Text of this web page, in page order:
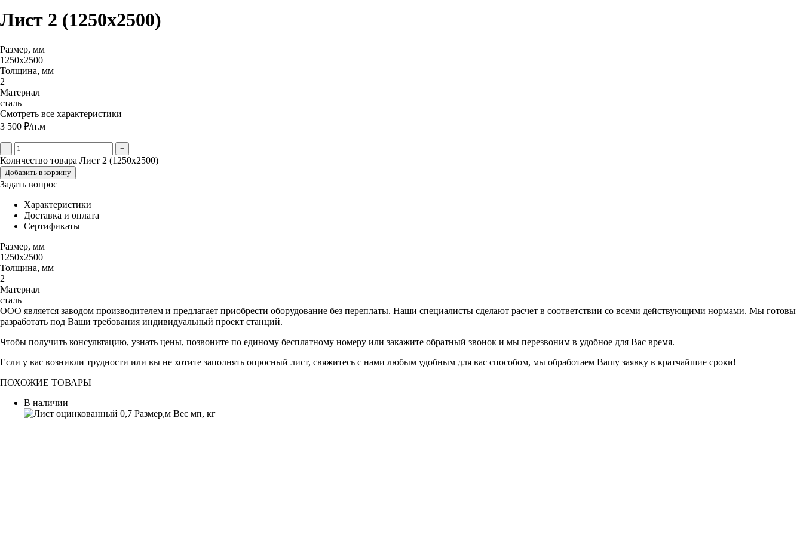
Лист 2 (1250х2500)
Размер, мм
1250х2500
Толщина, мм
2
Материал
сталь
Смотреть все характеристики
3 500 ₽/п.м
- +
Количество товара Лист 2 (1250х2500)
Добавить в корзину
Задать вопрос
Характеристики
Доставка и оплата
Сертификаты
Размер, мм
1250х2500
Толщина, мм
2
Материал
сталь
ООО является заводом производителем и предлагает приобрести оборудование без переплаты. Наши специалисты сделают расчет в соответствии со всеми действующими нормами. Мы готовы
разработать под Ваши требования индивидуальный проект станций.
Чтобы получить консультацию, узнать цены, позвоните по единому бесплатному номеру или закажите обратный звонок и мы перезвоним в удобное для Вас время.
Если у вас возникли трудности или вы не хотите заполнять опросный лист, свяжитесь с нами любым удобным для вас способом, мы обработаем Вашу заявку в кратчайшие сроки!
ПОХОЖИЕ ТОВАРЫ
В наличии